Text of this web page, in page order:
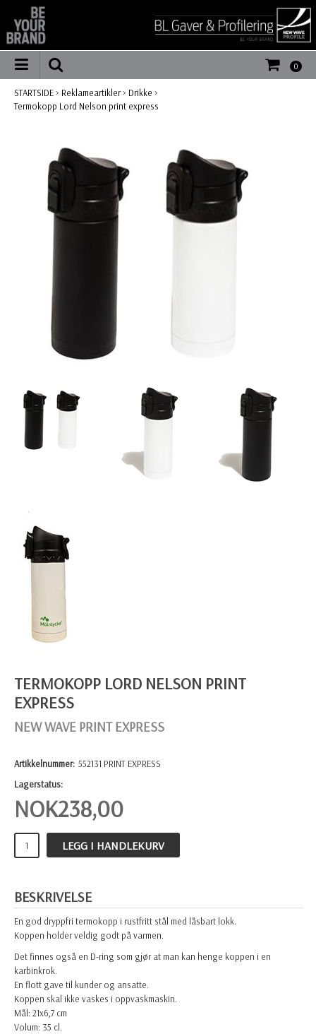
0
STARTSIDE> Reklameartikler> Drikke >
Termokopp Lord Nelson print express
TERMOKOPP LORD NELSON PRINT
EXPRESS
NEW WAVE PRINT EXPRESS
Artikkelnummer: 552131 PRINT EXPRESS
Lagerstatus:
NOK238,00
LEGG I HANDLEKURV
BESKRIVELSE
En god dryppfri termokopp i rustfritt stål med låsbart lokk.
Koppen holder veldig godt på varmen.
Det finnes også en D-ring som gjør at man kan henge koppen i en
karbinkrok.
En flott gave til kunder og ansatte.
Koppen skal ikke vaskes i oppvaskmaskin.
Mål: 21x6,7 cm
Volum: 35 cl.